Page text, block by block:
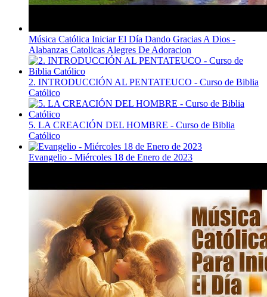
Música Católica Iniciar El Día Dando Gracias A Dios -
Alabanzas Catolicas Alegres De Adoracion
2. INTRODUCCIÓN AL PENTATEUCO - Curso de Biblia
Católico
5. LA CREACIÓN DEL HOMBRE - Curso de Biblia
Católico
Evangelio - Miércoles 18 de Enero de 2023